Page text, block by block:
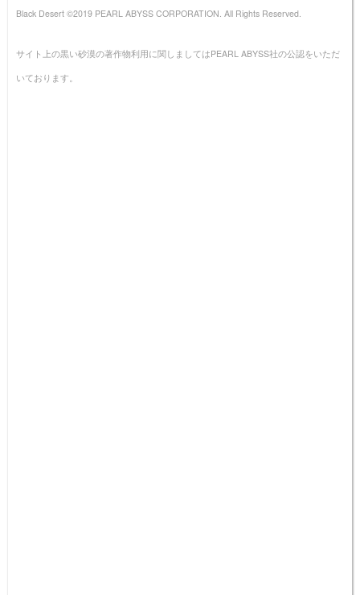
Black Desert ©2019 PEARL ABYSS CORPORATION. All Rights Reserved.
サイト上の黒い砂漠の著作物利用に関しましてはPEARL ABYSS社の公認をいただ
いております。